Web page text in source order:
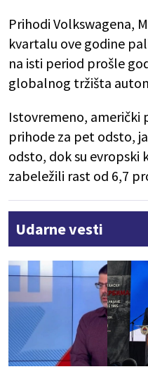
Prihodi Volkswagena,
kvartalu ove godine
na isti period prošle
globalnog tržišta
Istovremeno, američki
prihode za pet odsto,
odsto, dok su evropski
zabeležili rast od 6,7
Udarne vesti